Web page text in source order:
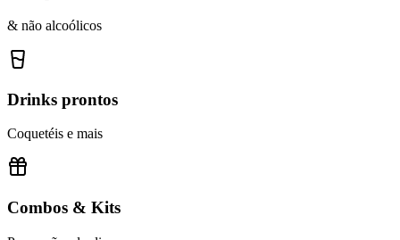
& não alcoólicos
Drinks prontos
Coquetéis e mais
Combos & Kits